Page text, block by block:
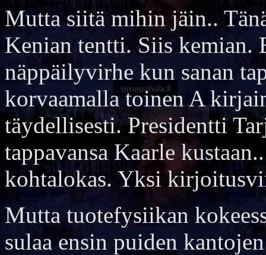
Mutta siitä mihin jäin..
Kenian tentti. Siis kemian.
näppäilyvirhe kun sanan
korvaamalla toinen A
täydellisesti. Presidentti
tappavansa Kaarle
kohtalokas. Yksi
Mutta tuotefysiikan
sulaa ensin puiden